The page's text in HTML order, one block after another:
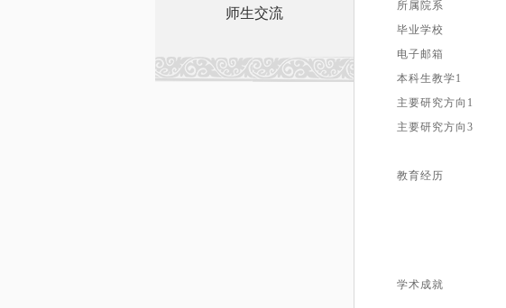
师生交流
所属院系
毕业学校
电子邮箱
本科生教学1
主要研究方向1
主要研究方向3
教育经历
学术成就